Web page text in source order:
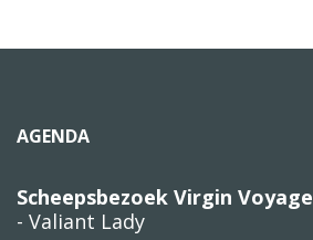
AGENDA
Scheepsbezoek Virgin
- Valiant Lady